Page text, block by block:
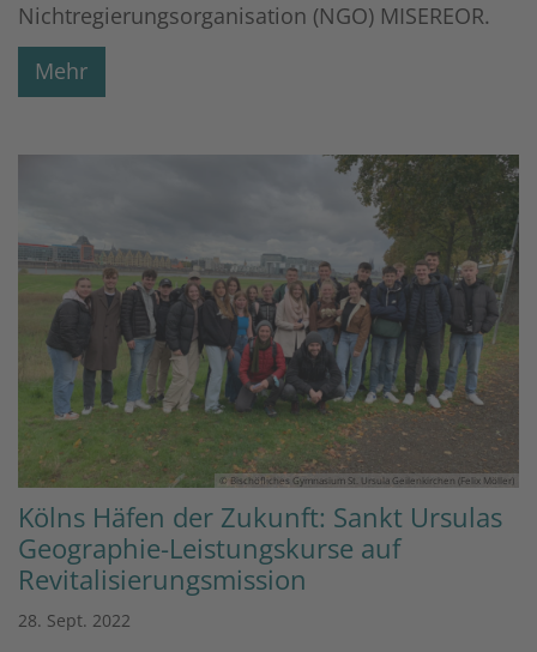
Nichtregierungsorganisation (NGO) MISEREOR.
Mehr
© Bischöfliches Gymnasium St. Ursula Geilenkirchen (Felix Möller)
Kölns Häfen der Zukunft: Sankt Ursulas
Geographie-Leistungskurse auf
Revitalisierungsmission
28. Sept. 2022